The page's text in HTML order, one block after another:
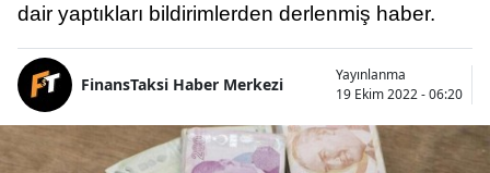
dair yaptıkları bildirimlerden derlenmiş haber.
FinansTaksi Haber Merkezi
Yayınlanma
19 Ekim 2022 - 06:20